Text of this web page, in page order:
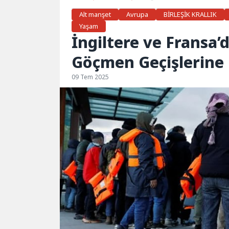
Alt manşet
Avrupa BİRLEŞİK KRALLIK
Yaşam
İngiltere ve
Göçmen
09 Tem 2025